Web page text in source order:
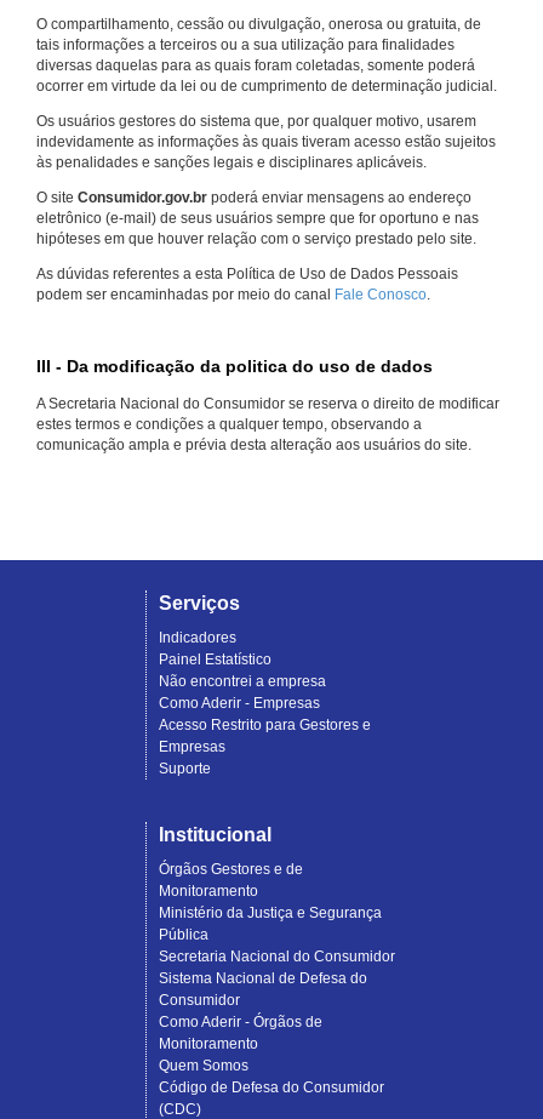
O compartilhamento, cessão ou divulgação, onerosa ou gratuita, de
tais informações a terceiros ou a sua utilização para finalidades
diversas daquelas para as quais foram coletadas, somente poderá
ocorrer em virtude da lei ou de cumprimento de determinação judicial.
Os usuários gestores do sistema que, por qualquer motivo, usarem
indevidamente as informações às quais tiveram acesso estão sujeitos
às penalidades e sanções legais e disciplinares aplicáveis.
O site Consumidor.gov.br poderá enviar mensagens ao endereço
eletrônico (e-mail) de seus usuários sempre que for oportuno e nas
hipóteses em que houver relação com o serviço prestado pelo site.
As dúvidas referentes a esta Política de Uso de Dados Pessoais
podem ser encaminhadas por meio do canal Fale Conosco.
III - Da modificação da politica do uso de dados
A Secretaria Nacional do Consumidor se reserva o direito de modificar
estes termos e condições a qualquer tempo, observando a
comunicação ampla e prévia desta alteração aos usuários do site.
Serviços
Indicadores
Painel Estatístico
Não encontrei a empresa
Como Aderir - Empresas
Acesso Restrito para Gestores e
Empresas
Suporte
Institucional
Órgãos Gestores e de
Monitoramento
Ministério da Justiça e Segurança
Pública
Secretaria Nacional do Consumidor
Sistema Nacional de Defesa do
Consumidor
Como Aderir - Órgãos de
Monitoramento
Quem Somos
Código de Defesa do Consumidor
(CDC)